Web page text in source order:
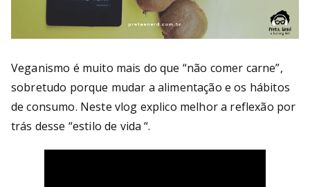
Veganismo é muito mais do que “não comer carne”,
sobretudo porque mudar a alimentação e os hábitos
de consumo. Neste vlog explico melhor a reflexão por
trás desse “estilo de vida “.